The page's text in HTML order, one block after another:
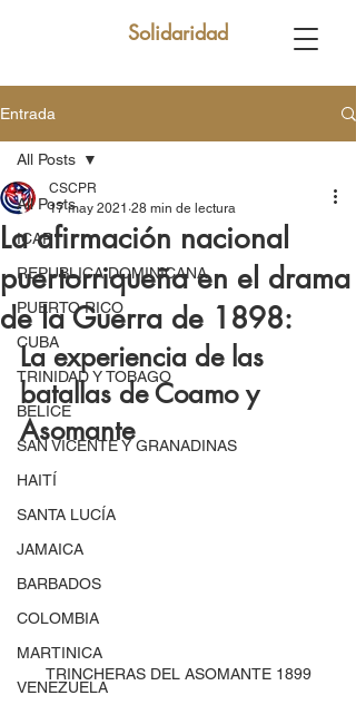
Solidaridad
Entrada
All Posts
ICAP
REPUBLICA DOMINICANA
PUERTO RICO
CUBA
TRINIDAD Y TOBAGO
BELICE
SAN VICENTE Y GRANADINAS
HAITÍ
SANTA LUCÍA
JAMAICA
BARBADOS
COLOMBIA
MARTINICA
VENEZUELA
All Posts
La afirmación nacional
puertorriqueña en el drama
de la Guerra de 1898:
CSCPR
17 may 2021 28 min de lectura
La experiencia de las
batallas de Coamo y
Asomante
TRINCHERAS DEL ASOMANTE 1899